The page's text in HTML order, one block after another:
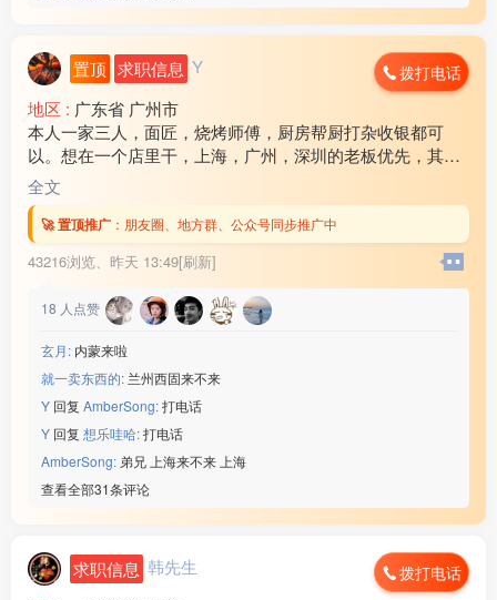
置顶 求职信息 Y 拨打电话
地区 : 广东省 广州市
本人一家三人，面匠，烧烤师傅，厨房帮厨打杂收银都可
以。想在一个店里干，上海，广州，深圳的老板优先，其他
地方也可以考虑！ 工资各方面问题可以电话商量，谈好后随
时可以出发！联系电话17***18
全文
🚀 置顶推广 ： 朋友圈、地方群、公众号同步推广中
43216浏览、 昨天 13:49[刷新]
18 人点赞
玄月: 内蒙来啦
就一卖东西的: 兰州西固来不来
Y 回复 AmberSong:打电话
Y 回复 想乐哇哈:打电话
AmberSong: 弟兄 上海来不来 上海
查看全部31条评论
求职信息 韩先生 拨打电话